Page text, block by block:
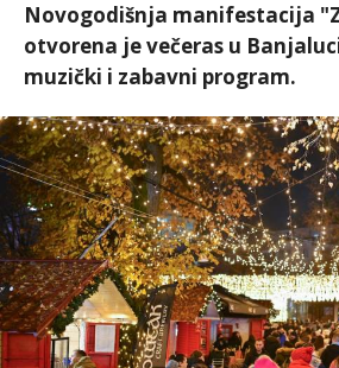
Novogodišnja manifestacija
otvorena je večeras u
muzički i zabavni program.